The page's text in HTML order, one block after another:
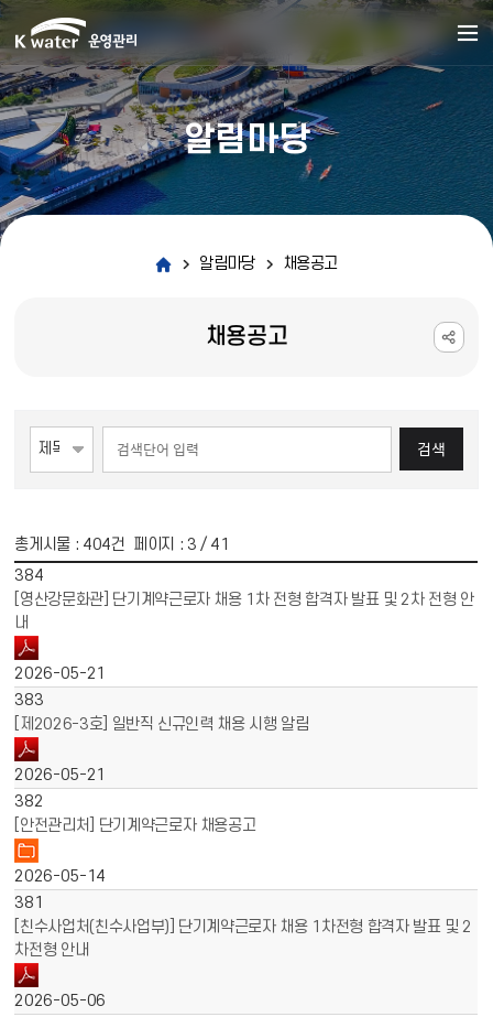
알림마당
알림마당 채용공고
채용공고
검색
총게시물 : 404건 페이지 : 3 / 41
384
[영산강문화관] 단기계약근로자 채용 1차 전형 합격자 발표 및 2차 전형 안
내
2026-05-21
383
[제2026-3호] 일반직 신규인력 채용 시행 알림
2026-05-21
382
[안전관리처] 단기계약근로자 채용공고
2026-05-14
381
[친수사업처(친수사업부)] 단기계약근로자 채용 1차전형 합격자 발표 및 2
차전형 안내
2026-05-06